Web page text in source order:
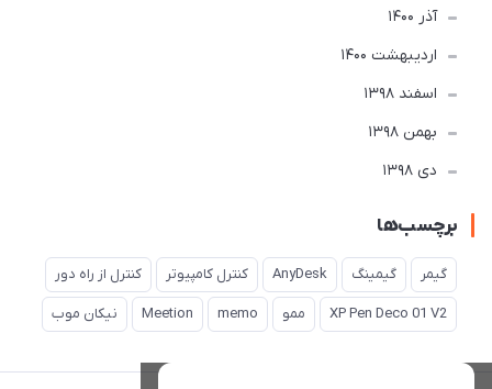
آذر 1400
ارديبهشت 1400
اسفند 1398
بهمن 1398
دی 1398
برچسب‌ها
گیمر گیمینگ AnyDesk کنترل کامپیوتر کنترل از راه دور
XP Pen Deco 01 V2 ممو memo
Meetion نیکان موب